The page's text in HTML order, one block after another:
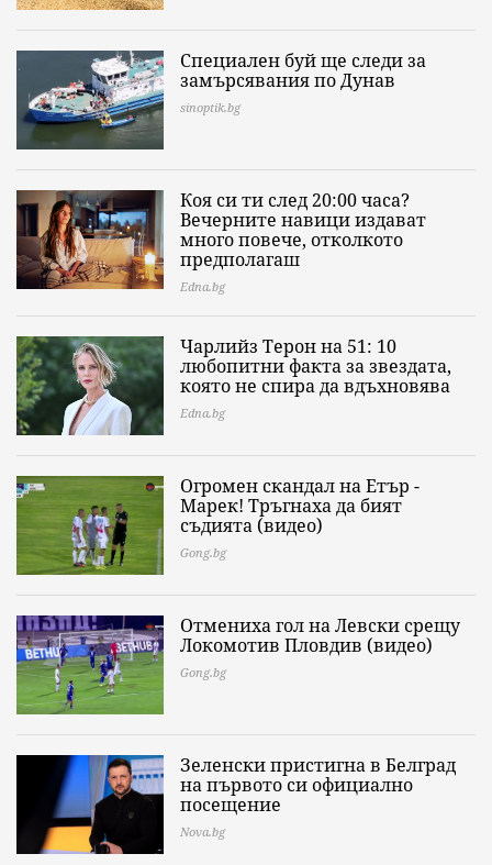
Специален буй ще следи за
замърсявания по Дунав
sinoptik.bg
Коя си ти след 20:00 часа?
Вечерните навици издават
много повече, отколкото
предполагаш
Edna.bg
Чарлийз Терон на 51: 10
любопитни факта за звездата,
която не спира да вдъхновява
Edna.bg
Огромен скандал на Етър -
Марек! Тръгнаха да бият
съдията (видео)
Gong.bg
Отмениха гол на Левски срещу
Локомотив Пловдив (видео)
Gong.bg
Зеленски пристигна в Белград
на първото си официално
посещение
Nova.bg